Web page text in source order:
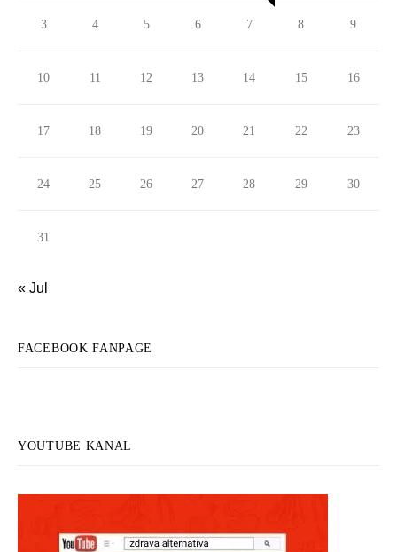
3 4 5 6 7 8 9
10 11 12 13 14 15 16
17 18 19 20 21 22 23
24 25 26 27 28 29 30
31
« Jul
FACEBOOK FANPAGE
YOUTUBE KANAL